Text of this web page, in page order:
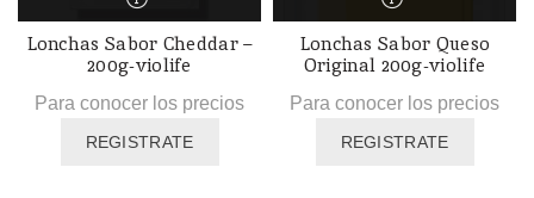
Lonchas Sabor Cheddar –
200g-violife
Para conocer los precios
REGISTRATE
Lonchas Sabor Queso
Original 200g-violife
Para conocer los precios
REGISTRATE